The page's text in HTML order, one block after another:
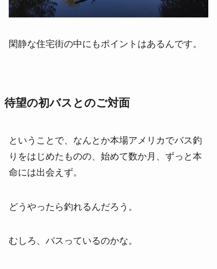
閑静な住宅街の中にもポイントはあるんです。
待望の初バスとのご対面
ということで、なんとか本場アメリカでバス釣
りをはじめたものの、始めて数か月、ずっと本
命には出会えず。
どうやったら釣れるんだろう。
むしろ、バスっているのかな。